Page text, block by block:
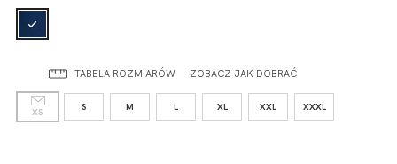
TABELA ROZMIARÓW ZOBACZ JAK DOBRAĆ
XS S M L XL XXL XXXL